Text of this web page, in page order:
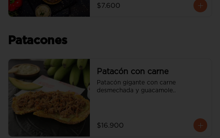
$7.600
Patacones
Patacón con carne
Patacón gigante con carne
desmechada y guacamole..
$16.900